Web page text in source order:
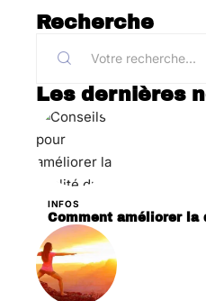
Recherche
Les dernières
INFOS
Comment améliorer la